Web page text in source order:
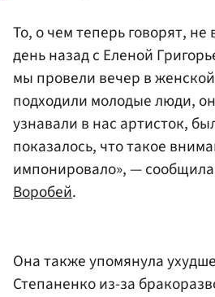
То, о чем теперь говорят,
день назад с Еленой
мы провели вечер в
подходили молодые люди,
узнавали в нас артисток,
показалось, что такое
импонировало», —
Воробей.
Она также упомянула
Степаненко из-за